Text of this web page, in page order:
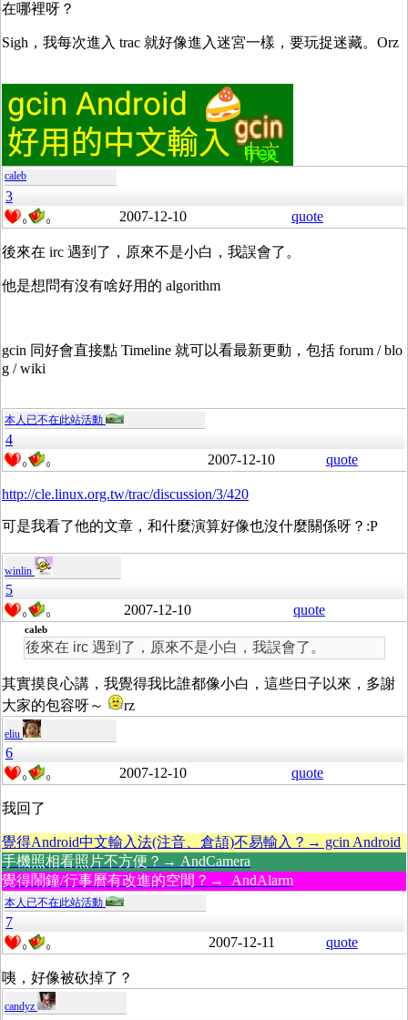
在哪裡呀？
Sigh，我每次進入 trac 就好像進入迷宮一樣，要玩捉迷藏。Orz
caleb
3
0 0 2007-12-10 quote
後來在 irc 遇到了，原來不是小白，我誤會了。
他是想問有沒有啥好用的 algorithm
gcin 同好會直接點 Timeline 就可以看最新更動，包括 forum / blo
g / wiki
本人已不在此站活動
4
0 0 2007-12-10 quote
http://cle.linux.org.tw/trac/discussion/3/420
可是我看了他的文章，和什麼演算好像也沒什麼關係呀？:P
winlin
5
0 0 2007-12-10 quote
caleb
後來在 irc 遇到了，原來不是小白，我誤會了。
其實摸良心講，我覺得我比誰都像小白，這些日子以來，多謝
大家的包容呀～
rz
eliu
6
0 0 2007-12-10 quote
我回了
覺得Android中文輸入法(注音、倉頡)不易輸入？→ gcin Android
手機照相看照片不方便？→ AndCamera
覺得鬧鐘/行事曆有改進的空間？→ AndAlarm
本人已不在此站活動
7
0 0 2007-12-11 quote
咦，好像被砍掉了？
candyz